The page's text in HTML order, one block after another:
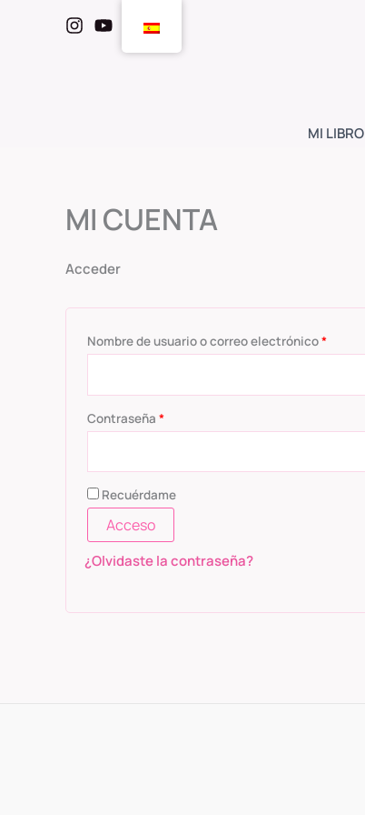
MI LIBRO
MI CUENTA
Acceder
Nombre de usuario o correo electrónico*
Contraseña *
Recuérdame
Acceso
¿Olvidaste la contraseña?